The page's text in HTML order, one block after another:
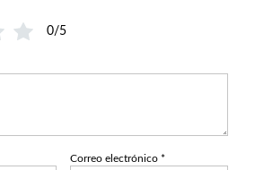
0/5
Correo electrónico *